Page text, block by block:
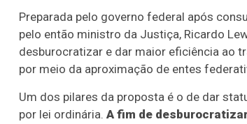
Preparada pelo governo federal após
pelo então ministro da Justiça, Ricardo
desburocratizar e dar maior eficiência ao
por meio da aproximação de entes
Um dos pilares da proposta é o de dar
por lei ordinária. A fim de